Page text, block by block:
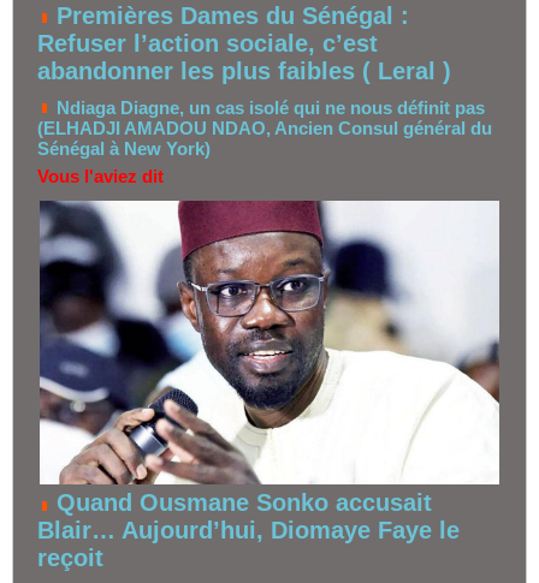
Premières Dames du Sénégal :
Refuser l’action sociale, c’est
abandonner les plus faibles ( Leral )
Ndiaga Diagne, un cas isolé qui ne nous définit pas
(ELHADJI AMADOU NDAO, Ancien Consul général du
Sénégal à New York)
Vous l'aviez dit
Quand Ousmane Sonko accusait
Blair… Aujourd’hui, Diomaye Faye le
reçoit